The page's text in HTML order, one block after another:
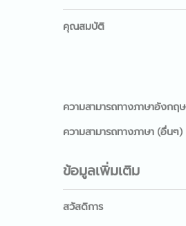
คุณสมบัติ
ความสามารถทางภาษาอังกฤษ
ความสามารถทางภาษา (อื่นๆ)
ข้อมูลเพิ่มเติม
สวัสดิการ